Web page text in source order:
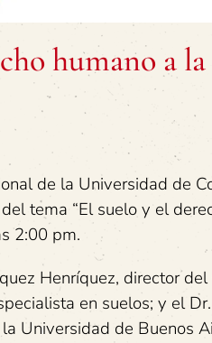
humano a la
de la Universidad de
tema “El suelo y el
2:00 pm.
Henríquez, director del
en suelos; y el
Universidad de Buenos